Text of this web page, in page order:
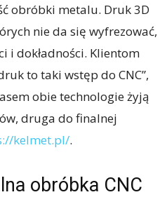
obróbki metalu. Druk 3D
nie da się wyfrezować,
i dokładności. Klientom
to taki wstęp do CNC”,
obie technologie żyją
druga do finalnej
kelmet.pl/.
obróbka CNC